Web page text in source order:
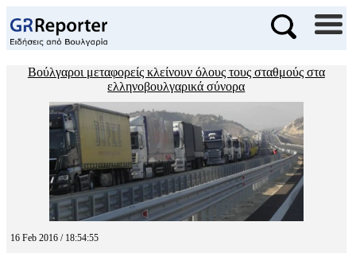
Βούλγαροι μεταφορείς κλείνουν όλους τους σταθμούς στα
ελληνοβουλγαρικά σύνορα
16 Feb 2016 / 18:54:55